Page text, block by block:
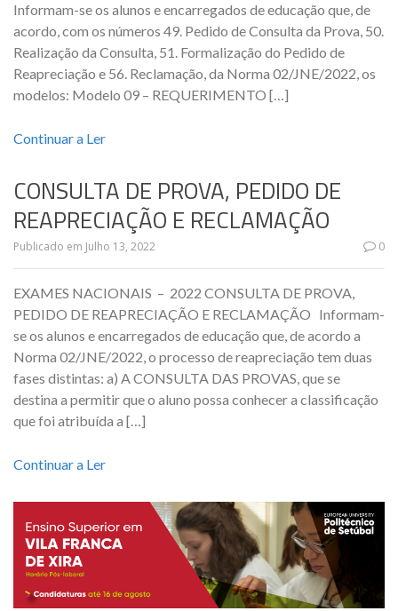
Informam-se os alunos e encarregados de educação que, de
acordo, com os números 49. Pedido de Consulta da Prova, 50.
Realização da Consulta, 51. Formalização do Pedido de
Reapreciação e 56. Reclamação, da Norma 02/JNE/2022, os
modelos: Modelo 09 – REQUERIMENTO […]
Continuar a Ler
CONSULTA DE PROVA, PEDIDO DE
REAPRECIAÇÃO E RECLAMAÇÃO
Publicado em Julho 13, 2022 0
EXAMES NACIONAIS – 2022 CONSULTA DE PROVA,
PEDIDO DE REAPRECIAÇÃO E RECLAMAÇÃO Informam-
se os alunos e encarregados de educação que, de acordo a
Norma 02/JNE/2022, o processo de reapreciação tem duas
fases distintas: a) A CONSULTA DAS PROVAS, que se
destina a permitir que o aluno possa conhecer a classificação
que foi atribuída a […]
Continuar a Ler